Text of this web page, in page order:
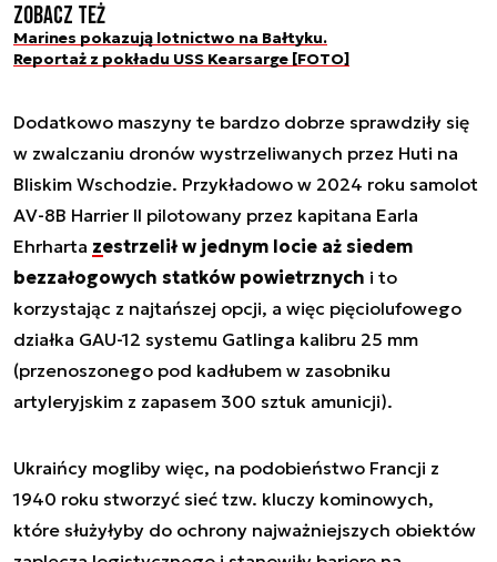
Zobacz też
Marines pokazują lotnictwo na Bałtyku.
Reportaż z pokładu USS Kearsarge [FOTO]
Dodatkowo maszyny te bardzo dobrze sprawdziły się
w zwalczaniu dronów wystrzeliwanych przez Huti na
Bliskim Wschodzie. Przykładowo w 2024 roku samolot
AV-8B Harrier II pilotowany przez kapitana Earla
Ehrharta zestrzelił w jednym locie aż siedem
bezzałogowych statków powietrznych i to
korzystając z najtańszej opcji, a więc pięciolufowego
działka GAU-12 systemu Gatlinga kalibru 25 mm
(przenoszonego pod kadłubem w zasobniku
artyleryjskim z zapasem 300 sztuk amunicji).
Ukraińcy mogliby więc, na podobieństwo Francji z
1940 roku stworzyć sieć tzw. kluczy kominowych,
które służyłyby do ochrony najważniejszych obiektów